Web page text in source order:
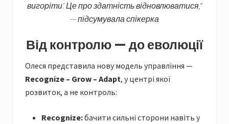
вигоріти’. Це про здатність відновлюватися,”
— підсумувала спікерка
Від контролю — до еволюції
Олеся представила нову модель управління —
Recognize – Grow – Adapt, у центрі якої
розвиток, а не контроль:
Recognize:бачити сильні сторони навіть у